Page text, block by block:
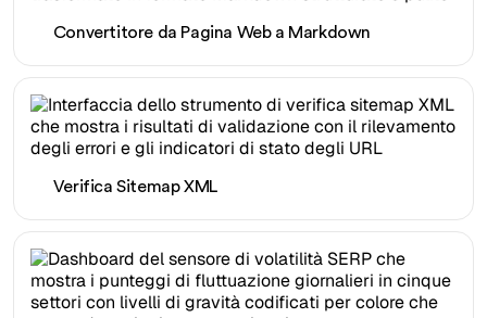
Convertitore da Pagina Web a Markdown
Verifica Sitemap XML